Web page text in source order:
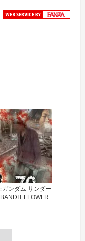
ガンダム サンダー
FLOWER